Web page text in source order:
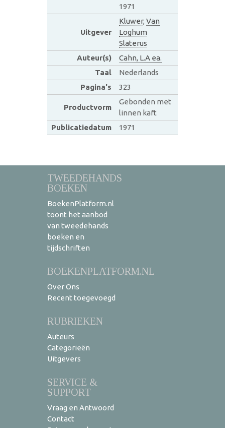
1971
Uitgever
Kluwer, Van
Loghum
Slaterus
Auteur(s)
Cahn, L.A ea.
Taal
Nederlands
Pagina's
323
Productvorm
Gebonden met
linnen kaft
Publicatiedatum
1971
TWEEDEHANDS
BOEKEN
BoekenPlatform.nl
toont het aanbod
van tweedehands
boeken en
tijdschriften
BOEKENPLATFORM.NL
Over Ons
Recent toegevoegd
RUBRIEKEN
Auteurs
Categorieën
Uitgevers
SERVICE &
SUPPORT
Vraag en Antwoord
Contact